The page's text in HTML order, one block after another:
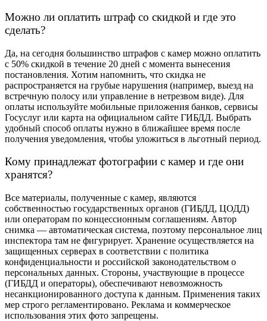
Можно ли оплатить штраф со скидкой и где это
сделать?
Да, на сегодня большинство штрафов с камер можно оплатить
с 50% скидкой в течение 20 дней с момента вынесения
постановления. Хотим напомнить, что скидка не
распространяется на грубые нарушения (например, выезд на
встречную полосу или управление в нетрезвом виде). Для
оплаты используйте мобильные приложения банков, сервисы
Госуслуг или карта на официальном сайте ГИБДД. Выбрать
удобный способ оплаты нужно в ближайшее время после
получения уведомления, чтобы уложиться в льготный период.
Кому принадлежат фотографии с камер и где они
хранятся?
Все материалы, полученные с камер, являются
собственностью государственных органов (ГИБДД, ЦОДД)
или операторам по концессионным соглашениям. Автор
снимка — автоматическая система, поэтому персональное лиц
инспектора там не фигурирует. Хранение осуществляется на
защищенных серверах в соответствии с политика
конфиденциальности и российской законодательством о
персональных данных. Стороны, участвующие в процессе
(ГИБДД и операторы), обеспечивают невозможность
несанкционированного доступа к данным. Применения таких
мер строго регламентировано. Реклама и коммерческое
использования этих фото запрещены.